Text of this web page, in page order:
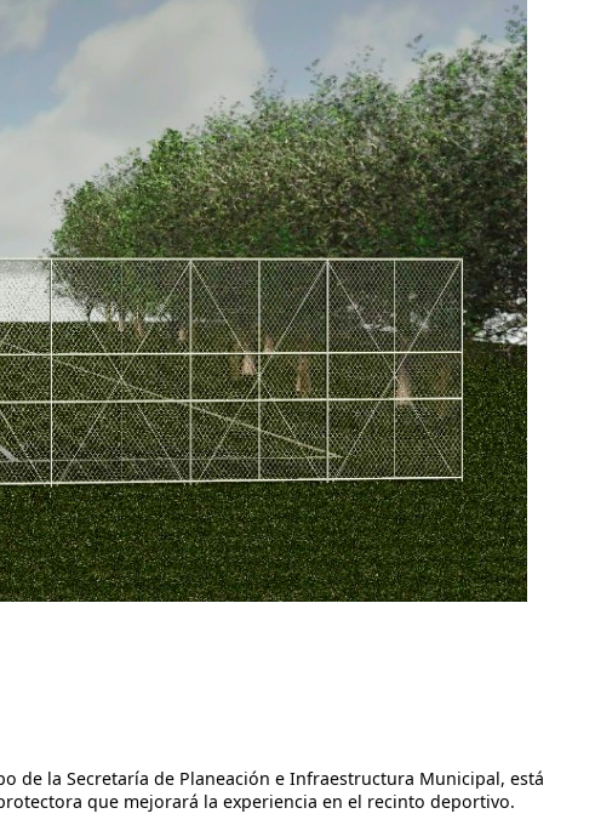
de la Secretaría de Planeación e Infraestructura Municipal, está
que mejorará la experiencia en el recinto deportivo.